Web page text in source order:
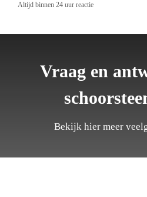
Altijd binnen 24 uur reactie
Vraag en
Bekijk hier meer